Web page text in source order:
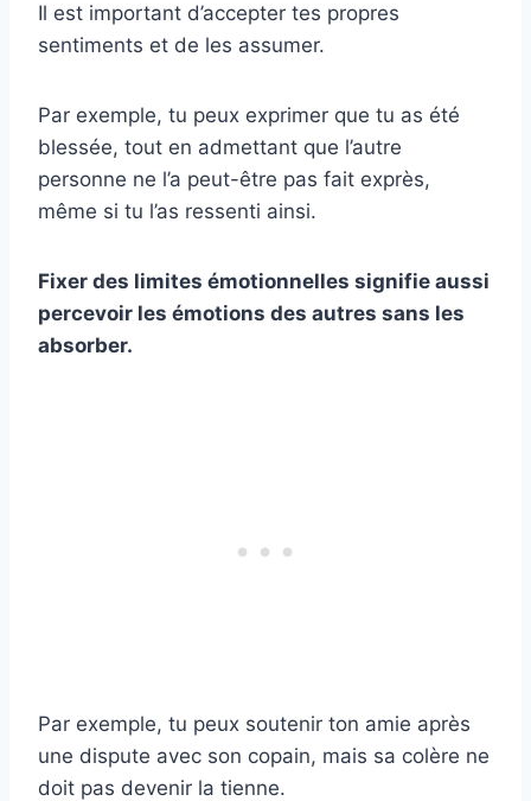
Il est important d’accepter tes propres
sentiments et de les assumer.
Par exemple, tu peux exprimer que tu as été
blessée, tout en admettant que l’autre
personne ne l’a peut-être pas fait exprès,
même si tu l’as ressenti ainsi.
Fixer des limites émotionnelles signifie aussi
percevoir les émotions des autres sans les
absorber.
Par exemple, tu peux soutenir ton amie après
une dispute avec son copain, mais sa colère ne
doit pas devenir la tienne.